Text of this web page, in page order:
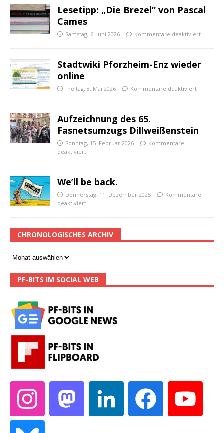
Lesetipp: „Die Brezel“ von Pascal
Cames
Samstag, 6. Juni 2026 Kommentare deaktiviert
Stadtwiki Pforzheim-Enz wieder
online
Freitag, 8. Mai 2026 Kommentare deaktiviert
Aufzeichnung des 65.
Fasnetsumzugs Dillweißenstein
Sonntag, 15. Februar 2026
Kommentare
deaktiviert
We’ll be back.
Donnerstag, 11. Dezember 2025
Kommentare
deaktiviert
CHRONOLOGISCHES ARCHIV
PF-BITS IM SOCIAL WEB